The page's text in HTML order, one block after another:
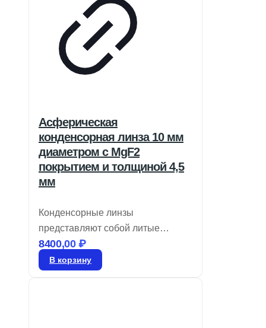
Асферическая
конденсорная линза 10 мм
диаметром с MgF2
покрытием и толщиной 4,5
мм
Конденсорные линзы
представляют собой литые
оптические элементы,
предназначенные для
8400,00₽
В корзину